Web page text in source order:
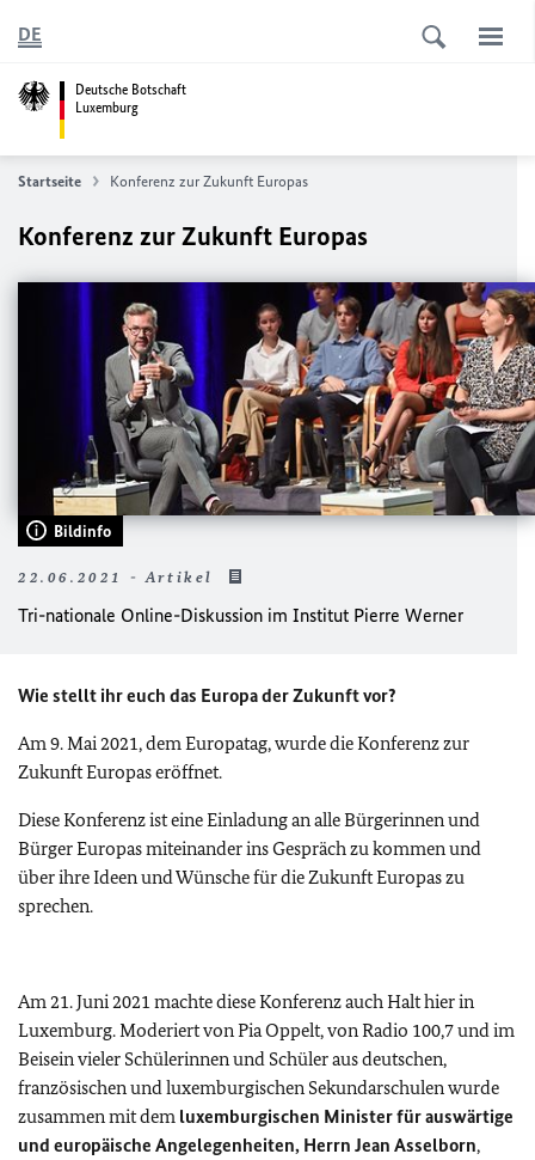
Deutsche Botschaft
Luxemburg
DE
Startseite Konferenz zur Zukunft Europas
Konferenz zur Zukunft Europas
Bildinfo
22.06.2021 - Artikel
Tri-nationale Online-Diskussion im Institut Pierre Werner
Wie stellt ihr euch das Europa der Zukunft vor?
Am 9. Mai 2021, dem Europatag, wurde die Konferenz zur
Zukunft Europas eröffnet.
Diese Konferenz ist eine Einladung an alle Bürgerinnen und
Bürger Europas miteinander ins Gespräch zu kommen und
über ihre Ideen und Wünsche für die Zukunft Europas zu
sprechen.
Am 21. Juni 2021 machte diese Konferenz auch Halt hier in
Luxemburg. Moderiert von Pia Oppelt, von Radio 100,7 und im
Beisein vieler Schülerinnen und Schüler aus deutschen,
französischen und luxemburgischen Sekundarschulen wurde
zusammen mit dem luxemburgischen Minister für auswärtige
und europäische Angelegenheiten, Herrn Jean Asselborn,